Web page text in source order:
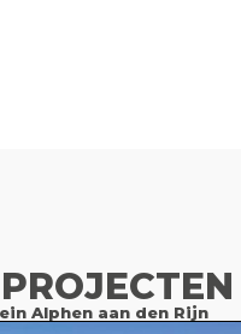
Alphen aan den Rijn